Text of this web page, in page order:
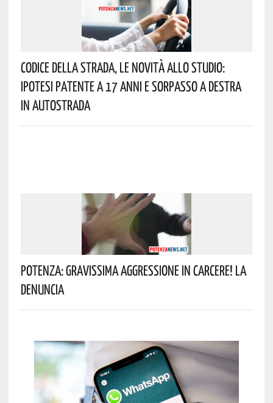
Codice Della Strada, Le Novità Allo Studio:
Ipotesi Patente A 17 Anni E Sorpasso A Destra
In Autostrada
Potenza: Gravissima Aggressione In Carcere! La
Denuncia